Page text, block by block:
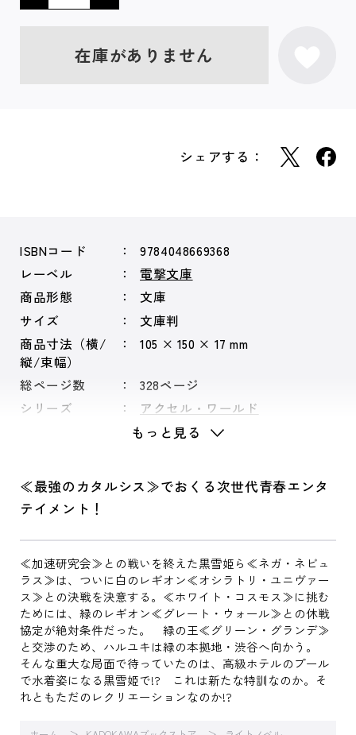
在庫がありません
シェアする：
ISBNコード
9784048669368
レーベル
電撃文庫
商品形態
文庫
サイズ
文庫判
商品寸法（横/
縦/束幅）
105 × 150 × 17 mm
総ページ数
328ページ
シリーズ
アクセル・ワールド
もっと見る
≪最強のカタルシス≫でおくる次世代青春エンタ
テイメント！
≪加速研究会≫との戦いを終えた黒雪姫ら≪ネガ・ネビュ
ラス≫は、ついに白のレギオン≪オシラトリ・ユニヴァー
ス≫との決戦を決意する。≪ホワイト・コスモス≫に挑む
ためには、緑のレギオン≪グレート・ウォール≫との休戦
協定が絶対条件だった。 緑の王≪グリーン・グランデ≫
と交渉のため、ハルユキは緑の本拠地・渋谷へ向かう。
そんな重大な局面で待っていたのは、高級ホテルのプール
で水着姿になる黒雪姫で!? これは新たな特訓なのか。そ
れともただのレクリエーションなのか!?